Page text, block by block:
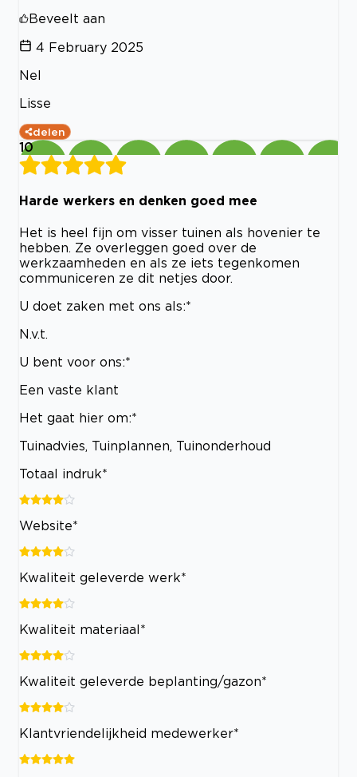
Beveelt aan
4 February 2025
Nel
Lisse
delen
10
Harde werkers en denken goed mee
Het is heel fijn om visser tuinen als hovenier te
hebben. Ze overleggen goed over de
werkzaamheden en als ze iets tegenkomen
communiceren ze dit netjes door.
U doet zaken met ons als:*
N.v.t.
U bent voor ons:*
Een vaste klant
Het gaat hier om:*
Tuinadvies, Tuinplannen, Tuinonderhoud
Totaal indruk*
Website*
Kwaliteit geleverde werk*
Kwaliteit materiaal*
Kwaliteit geleverde beplanting/gazon*
Klantvriendelijkheid medewerker*